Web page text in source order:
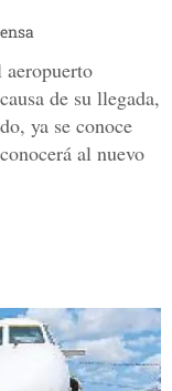
de su llegada,
ya se conoce
al nuevo